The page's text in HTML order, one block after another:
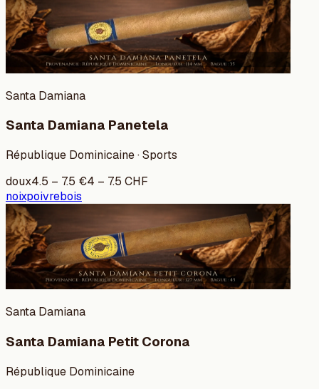
Santa Damiana
Santa Damiana Panetela
République Dominicaine · Sports
doux4.5 – 7.5 €4 – 7.5 CHF
noixpoivrebois
Santa Damiana
Santa Damiana Petit Corona
République Dominicaine